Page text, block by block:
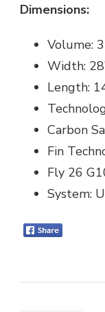
Dimensions:
Volume:
Width:
Length:
Carbon
Fin
Fly 26
System: